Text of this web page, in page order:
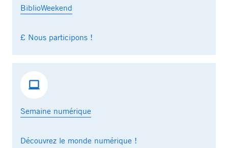
BiblioWeekend
£ Nous participons !
Semaine numérique
Découvrez le monde numérique !